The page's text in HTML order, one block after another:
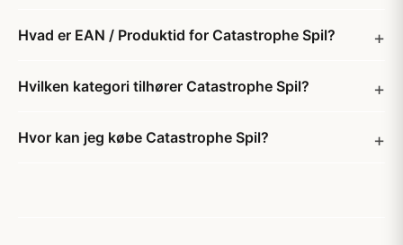
Hvad er EAN / Produktid for Catastrophe Spil?
Hvilken kategori tilhører Catastrophe Spil?
Hvor kan jeg købe Catastrophe Spil?